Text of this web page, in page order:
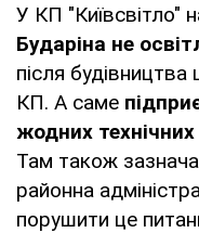
У КП "Київсвітло"
Бударіна не
після будівництва
КП. А саме
жодних
Там також
районна
порушити це